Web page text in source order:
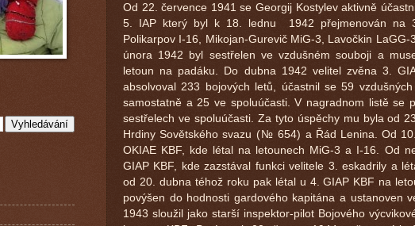
Od 22. července 1941 se Georgij Kostylev aktivně
5. IAP který byl k 18. lednu 1942 přejmenován na
Polikarpov I-16, Mikojan-Gurevič MiG-3, Lavočkin
února 1942 byl sestřelen ve vzdušném souboji a
letoun na padáku. Do dubna 1942 velitel zvěna 3.
absolvoval 233 bojových letů, účastnil se 59
samostatně a 25 ve spoluúčasti. V nagradnom listě se
sestřelech ve spoluúčasti. Za tyto úspěchy mu byla od
Hrdiny Sovětského svazu (№ 654) a Řád Lenina. Od
OKIAE KBF, kde létal na letounech MiG-3 a I-16. Od
GIAP KBF, kde zazstával funkci velitele 3. eskadrily a
od 20. dubna téhož roku pak létal u 4. GIAP KBF na
povýšen do hodnosti gardového kapitána a ustanoven
1943 sloužil jako starší inspektor-pilot Bojového